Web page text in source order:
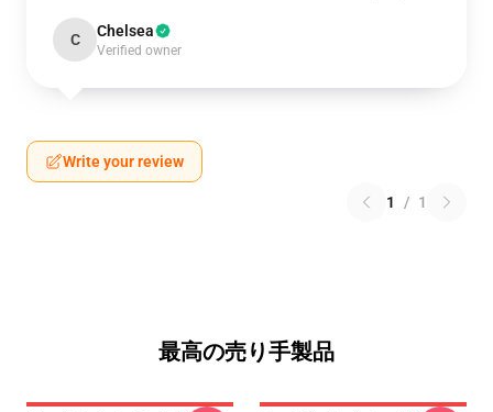
C Chelsea
Verified owner
Write your review
1 / 1
最高の売り手製品